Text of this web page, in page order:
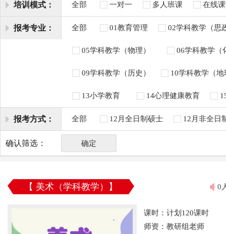
培训模式： 全部 一对一 多人班课 在线
报考专业： 全部 01教育管理 02学科教学（思
05学科教学（物理） 06学科教学（
09学科教学（历史） 10学科教学（
13小学教育 14心理健康教育
报考方式： 全部 12月全日制硕士 12月非全日
确认筛选： 确定
【 美术（学科教学）】 0
课时：计划120课时
师资：教研组老师